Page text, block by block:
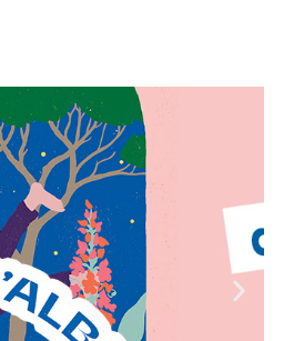
Cliquer ici